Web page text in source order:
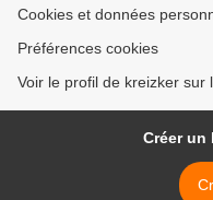
Cookies et données
Préférences cookies
Voir le profil de kreizker sur
Créer un